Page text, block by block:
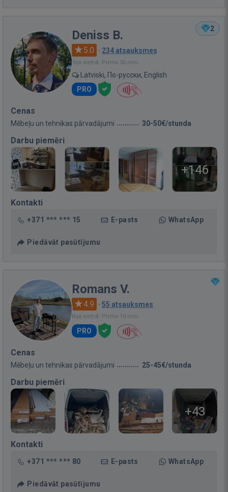
2
Deniss B.
5.0 · 234 atsauksmes
Bija vietnē: Pirms 30 min.
Latviski, По-русски, English
PRO
Cenas
Mēbeļu un tehnikas pārvadājumi 30-50€/stunda
Darbu piemēri
+146
Kontakti
+371 *** *** 15 E-pasts WhatsApp
Piedāvāt pasūtījumu
Romans V.
4.9 · 55 atsauksmes
Bija vietnē: Pirms 10 min.
PRO
Cenas
Mēbeļu un tehnikas pārvadājumi 25-45€/stunda
Darbu piemēri
+43
Kontakti
+371 *** *** 80 E-pasts WhatsApp
Piedāvāt pasūtījumu